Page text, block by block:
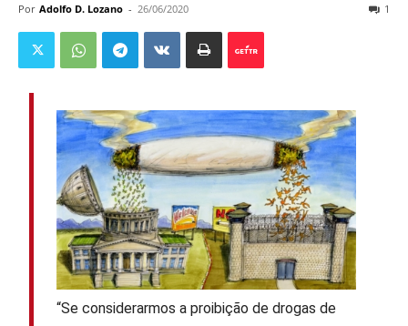
Por Adolfo D. Lozano - 26/06/2020 1
“Se considerarmos a proibição de drogas de